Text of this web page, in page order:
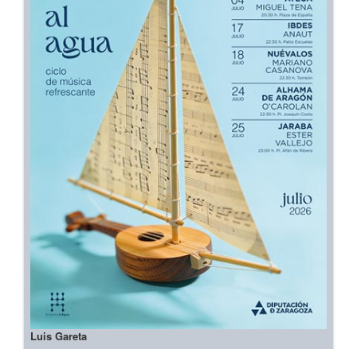
Luis Gareta